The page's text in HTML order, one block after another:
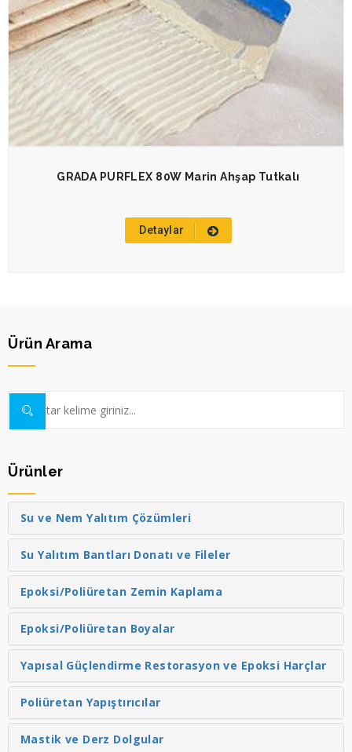
GRADA PURFLEX 80W Marin Ahşap Tutkalı
Detaylar
Ürün Arama
Ürünler
Su ve Nem Yalıtım Çözümleri
Su Yalıtım Bantları Donatı ve Fileler
Epoksi/Poliüretan Zemin Kaplama
Epoksi/Poliüretan Boyalar
Yapısal Güçlendirme Restorasyon ve Epoksi Harçlar
Poliüretan Yapıştırıcılar
Mastik ve Derz Dolgular